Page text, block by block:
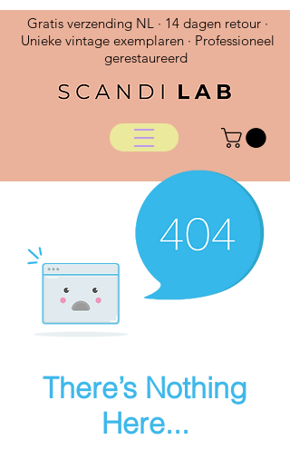
Gratis verzending NL · 14 dagen retour ·
Unieke vintage exemplaren · Professioneel
gerestaureerd
There’s Nothing
Here...